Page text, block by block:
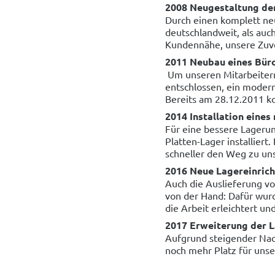
2008 Neugestaltung
Durch einen komplett
deutschlandweit, als
Kundennähe, unsere
2011 Neubau eines
Um unseren
entschlossen, ein
Bereits am 28.12.2011
2014 Installation eines
Für eine bessere
Platten-Lager installiert.
schneller den Weg zu
2016 Neue
Auch die Auslieferung
von der Hand: Dafür
die Arbeit erleichtert
2017 Erweiterung der
Aufgrund steigender
noch mehr Platz für